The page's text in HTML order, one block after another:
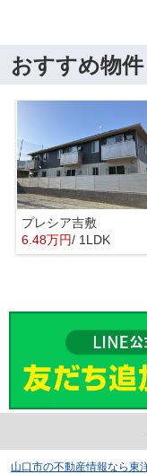
おすすめ物件
プレシア吉敷
6.48万円/ 1LDK
山口市の不動産情報なら東